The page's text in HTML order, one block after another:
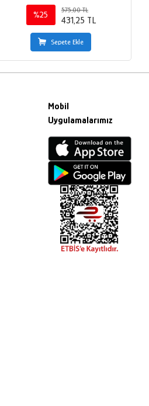
%25
575,00 TL
431,25 TL
Sepete Ekle
Mobil
Uygulamalarımız